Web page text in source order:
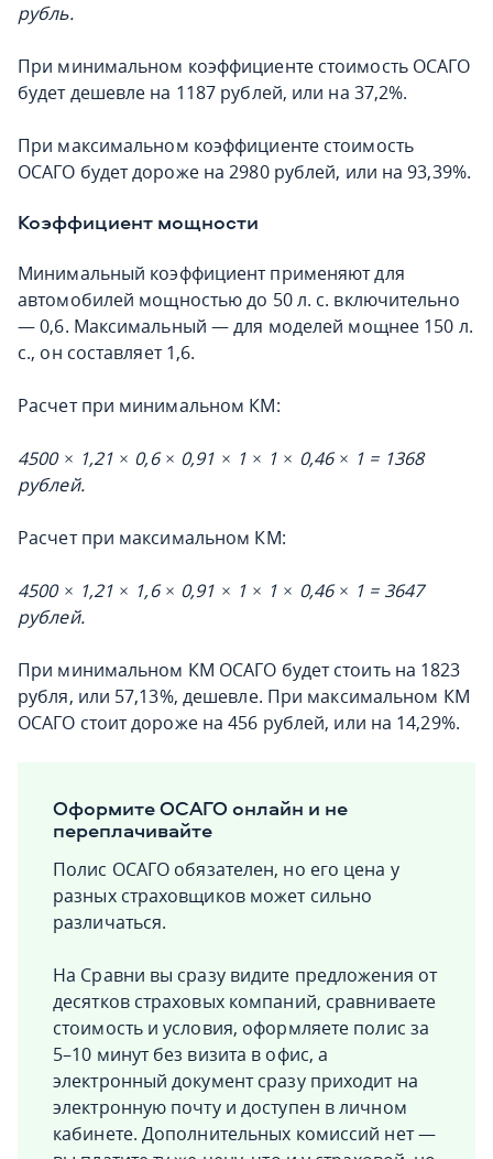
рубль.
При минимальном коэффициенте стоимость ОСАГО
будет дешевле на 1187 рублей, или на 37,2%.
При максимальном коэффициенте стоимость
ОСАГО будет дороже на 2980 рублей, или на 93,39%.
Коэффициент мощности
Минимальный коэффициент применяют для
автомобилей мощностью до 50 л. с. включительно
— 0,6. Максимальный — для моделей мощнее 150 л.
с., он составляет 1,6.
Расчет при минимальном КМ:
4500 × 1,21 × 0,6 × 0,91 × 1 × 1 × 0,46 × 1 = 1368
рублей.
Расчет при максимальном КМ:
4500 × 1,21 × 1,6 × 0,91 × 1 × 1 × 0,46 × 1 = 3647
рублей.
При минимальном КМ ОСАГО будет стоить на 1823
рубля, или 57,13%, дешевле. При максимальном КМ
ОСАГО стоит дороже на 456 рублей, или на 14,29%.
Оформите ОСАГО онлайн и не
переплачивайте
Полис ОСАГО обязателен, но его цена у
разных страховщиков может сильно
различаться.
На Сравни вы сразу видите предложения от
десятков страховых компаний, сравниваете
стоимость и условия, оформляете полис за
5–10 минут без визита в офис, а
электронный документ сразу приходит на
электронную почту и доступен в личном
кабинете. Дополнительных комиссий нет —